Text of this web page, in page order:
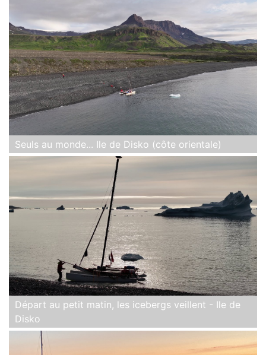
Seuls au monde... Ile de Disko (côte orientale)
Départ au petit matin, les icebergs veillent - Ile de
Disko